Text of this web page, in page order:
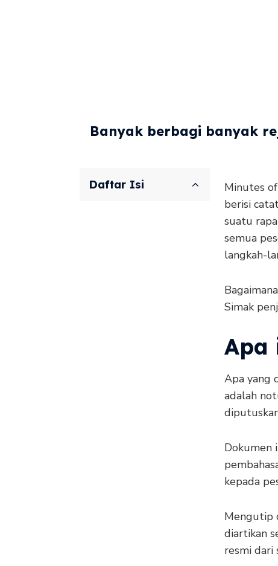
Banyak berbagi banyak
Daftar Isi
Minutes
berisi
suatu
semua
langkah-
Simak
Apa
Apa yang
adalah
Dokumen
kepada
Mengutip
diartikan
resmi dari